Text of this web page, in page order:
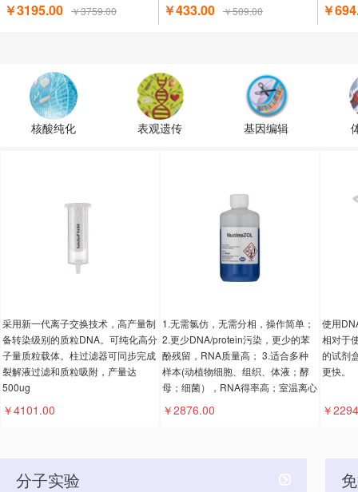
￥3195.00 ￥3759.00 ￥433.00 ￥509.00 ￥
核酸纯化 表观遗传 基因编辑
采用新一代离子交换技术，高产量制
备转染级别的质粒DNA。可纯化高分
子量质粒载体。柱过滤器可同步完成
裂解液过滤和质粒吸附，产量达
500ug
￥4101.00
1.无需氯仿，无需分相，操作简单；
2.更少DNA/protein污染，更少的苯
酚残留，RNA质量高； 3.适合多种
样本(动植物细胞、组织、体液；酵
母；细菌），RNA得率高；室温离心
￥2876.00
使用
相对于
的试剂
更快。
￥
分子实验